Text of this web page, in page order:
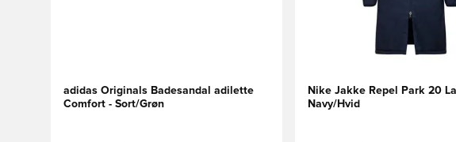
adidas Originals Badesandal adilette
Comfort - Sort/Grøn
Nike Jakke Repel Park 20
Navy/Hvid